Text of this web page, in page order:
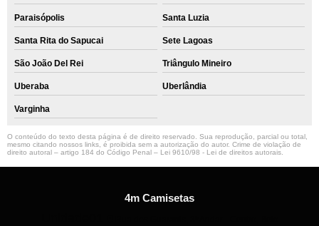
Paraisópolis Santa Luzia
Santa Rita do Sapucai Sete Lagoas
São João Del Rei Triângulo Mineiro
Uberaba Uberlândia
Varginha
O conteúdo do texto desta página é de direito reservado. Sua reprodução, parcial ou total,
mesmo citando nossos links, é proibida sem a autorização do autor. Crime de violação de
direito autoral – artigo 184 do Código Penal – Lei 9610/98 - Lei de direitos autorais
4m Camisetas